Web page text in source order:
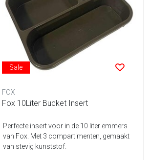
Sale
FOX
Fox 10Liter Bucket Insert
Perfecte insert voor in de 10 liter emmers
van Fox. Met 3 compartimenten, gemaakt
van stevig kunststof.